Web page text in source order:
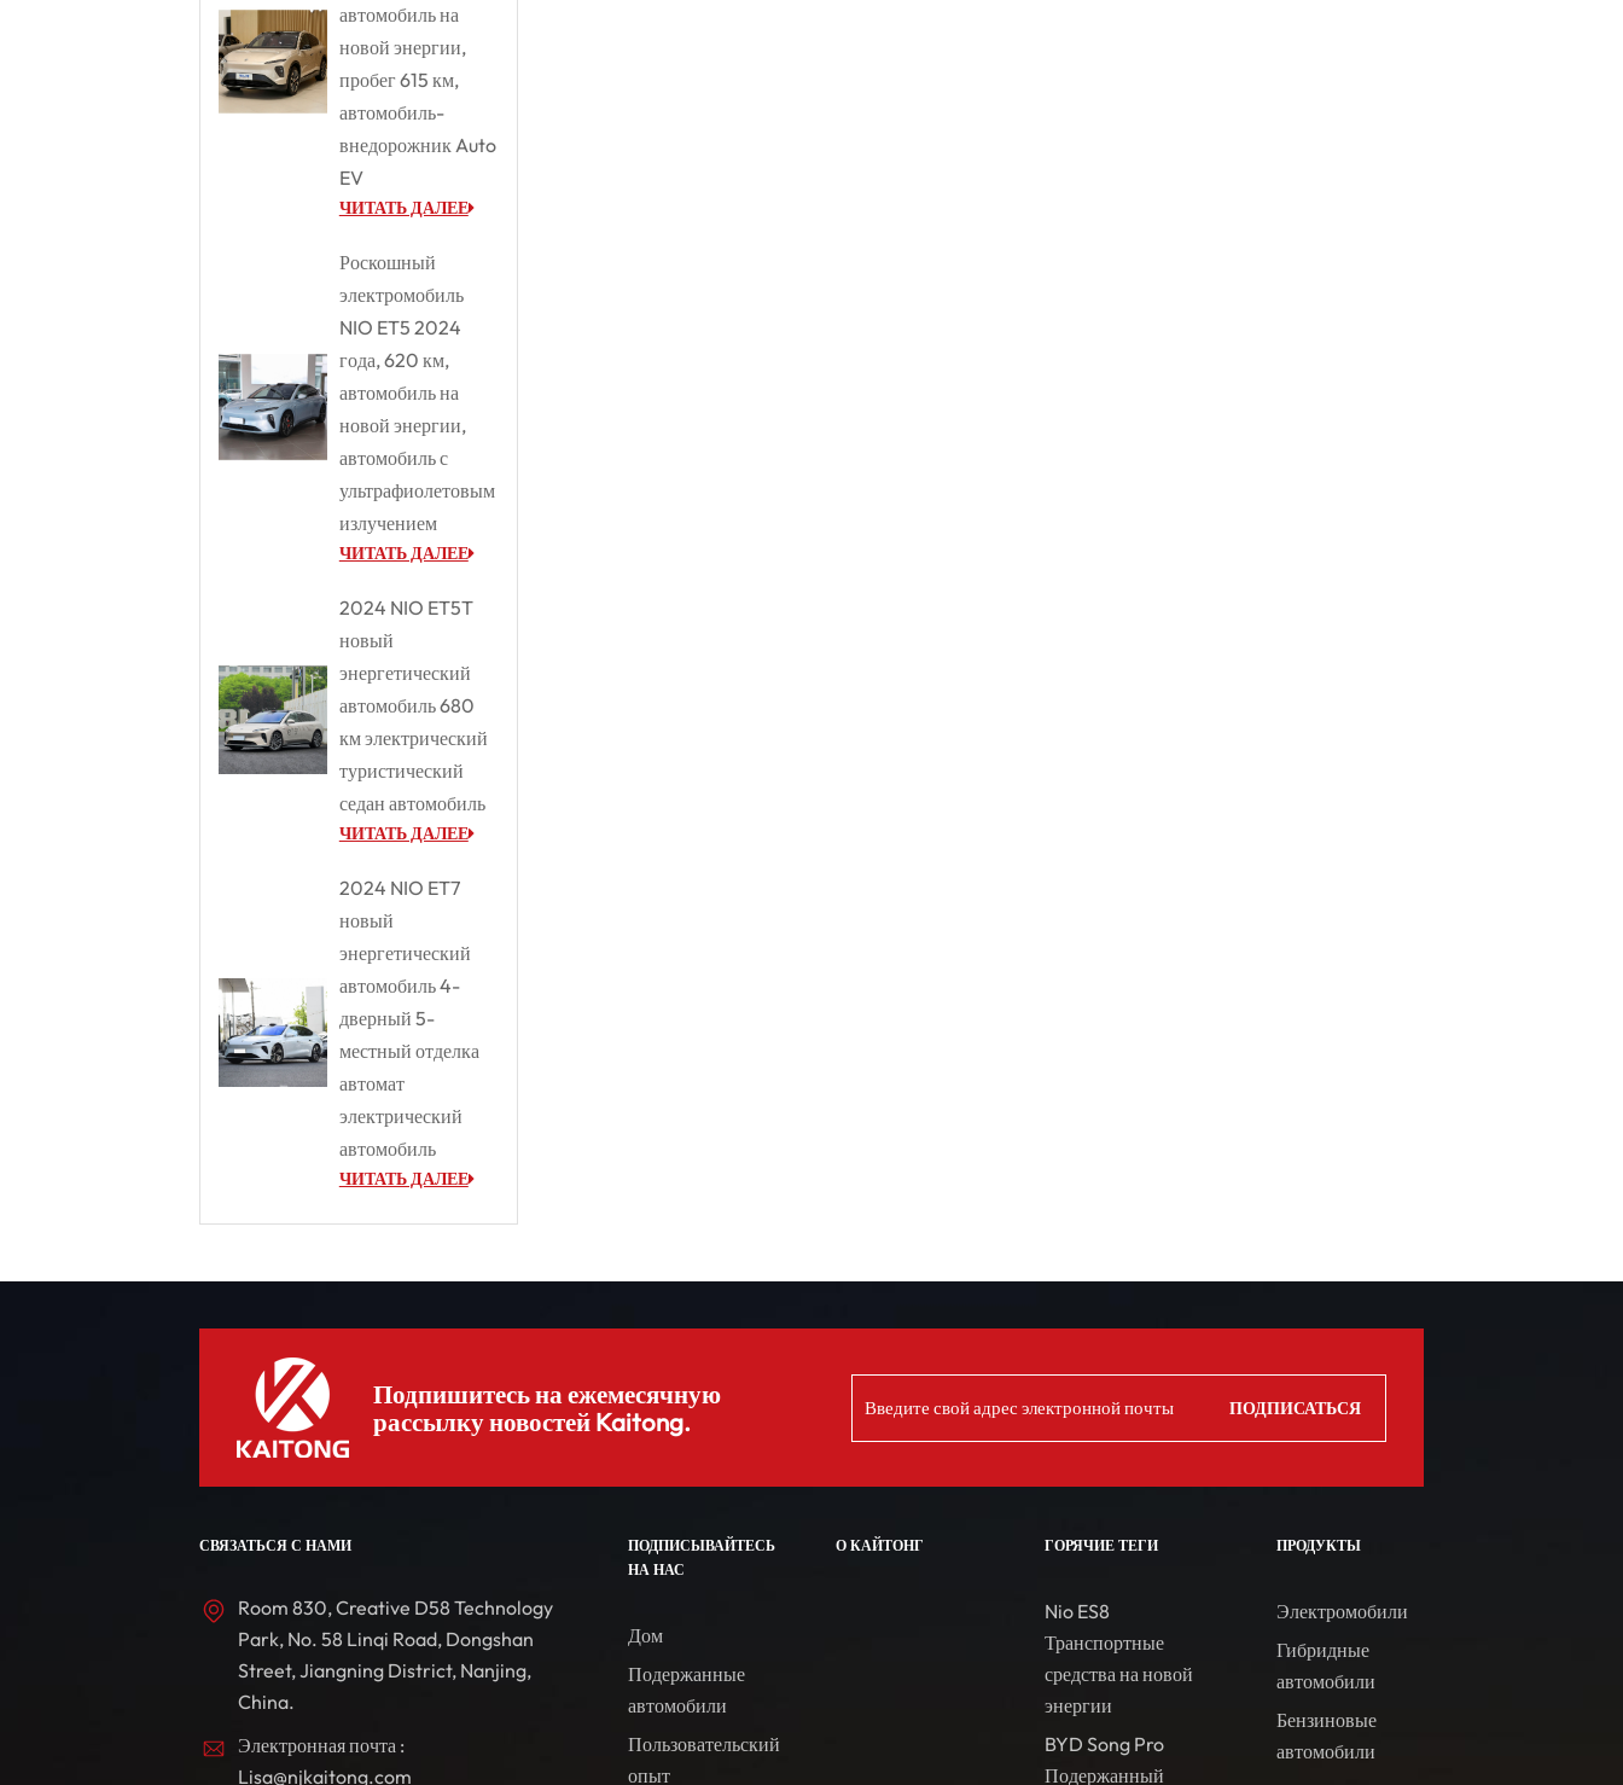
автомобиль на
новой энергии,
пробег 615 км,
автомобиль-
внедорожник Auto
EV
ЧИТАТЬ ДАЛЕЕ
Роскошный
электромобиль
NIO ET5 2024
года, 620 км,
автомобиль на
новой энергии,
автомобиль с
ультрафиолетовым
излучением
ЧИТАТЬ ДАЛЕЕ
2024 NIO ET5T
новый
энергетический
автомобиль 680
км электрический
туристический
седан автомобиль
ЧИТАТЬ ДАЛЕЕ
2024 NIO ET7
новый
энергетический
автомобиль 4-
дверный 5-
местный отделка
автомат
электрический
автомобиль
ЧИТАТЬ ДАЛЕЕ
Подпишитесь на ежемесячную
рассылку новостей Kaitong.
СВЯЗАТЬСЯ С НАМИ
Room 830, Creative D58 Technology
Park, No. 58 Linqi Road, Dongshan
Street, Jiangning District, Nanjing,
China.
Электронная почта :
Lisa@njkaitong.com
ПОДПИСЫВАЙТЕСЬ
НА НАС
Дом
Подержанные
автомобили
Пользовательский
опыт
О КАЙТОНГ ГОРЯЧИЕ ТЕГИ
Nio ES8
Транспортные
средства на новой
энергии
BYD Song Pro
Подержанный
ПРОДУКТЫ
Электромобили
Гибридные
автомобили
Бензиновые
автомобили